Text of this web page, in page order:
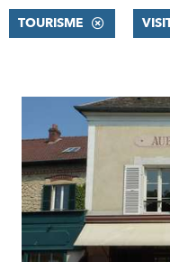
TOURISME
RÉSULTATS